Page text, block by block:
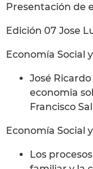
Presentación de
Edición 07 Jose
Economía Social
José
economia
Francisco
Economía Social
Los